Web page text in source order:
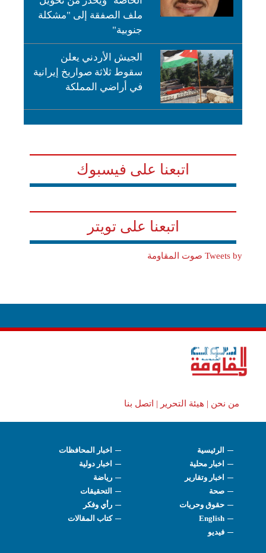
ملف الصفقة إلى "مشكلة
جنوبية"
الجيش الأردني يعلن
سقوط ثلاثة صواريخ إيرانية
في أراضي المملكة
اتبعنا على فيسبوك
اتبعنا على تويتر
Tweets by صوت المقاومة
من نحن | هيئة التحرير | اتصل بنا
الرئيسية
اخبار المحافظات
اخبار محلية
اخبار دولية
اخبار وتقارير
رياضة
صحة
التحقيقات
حقوق وحريات
رأي وفكر
English
كتاب المقالات
فيديو